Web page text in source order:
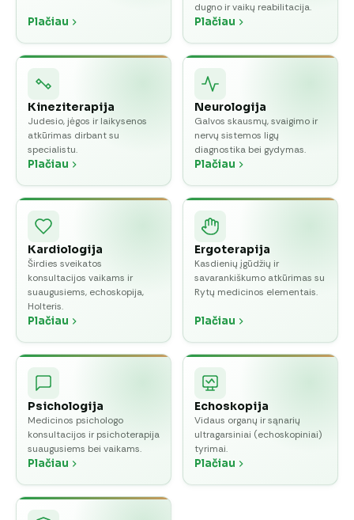
Plačiau
dugno ir vaikų reabilitacija.
Plačiau
Kineziterapija
Judesio, jėgos ir laikysenos
atkūrimas dirbant su
specialistu.
Plačiau
Neurologija
Galvos skausmų, svaigimo ir
nervų sistemos ligų
diagnostika bei gydymas.
Plačiau
Kardiologija
Širdies sveikatos
konsultacijos vaikams ir
suaugusiems, echoskopija,
Holteris.
Plačiau
Ergoterapija
Kasdienių įgūdžių ir
savarankiškumo atkūrimas su
Rytų medicinos elementais.
Plačiau
Psichologija
Medicinos psichologo
konsultacijos ir psichoterapija
suaugusiems bei vaikams.
Plačiau
Echoskopija
Vidaus organų ir sąnarių
ultragarsiniai (echoskopiniai)
tyrimai.
Plačiau